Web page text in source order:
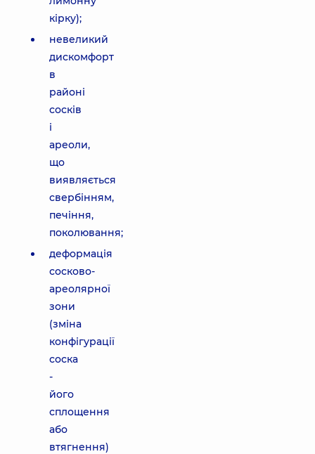
кірку);
невеликий
дискомфорт
в
районі
сосків
і
ареоли,
що
виявляється
свербінням,
печіння,
поколювання;
деформація
сосково-
ареолярної
зони
(зміна
конфігурації
соска
-
його
сплощення
або
втягнення)